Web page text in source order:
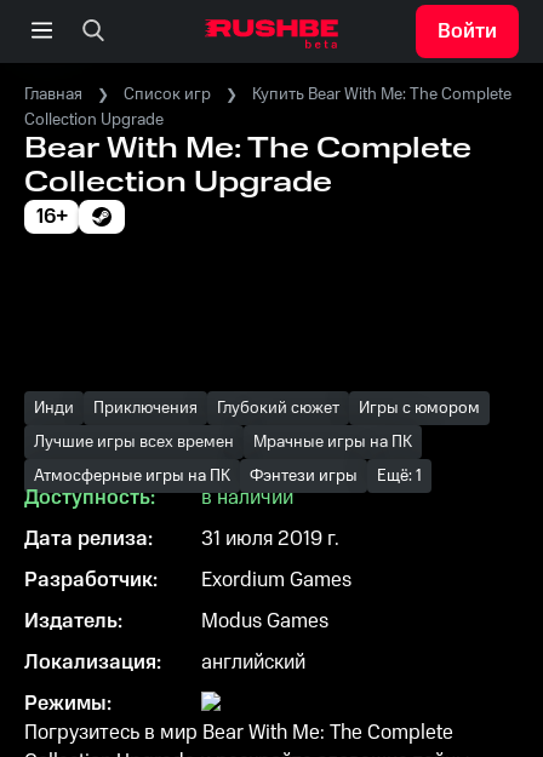
Войти
Главная Список игр
Купить Bear With Me: The Complete
Collection Upgrade
Bear With Me: The Complete
Collection Upgrade
16+
Инди Приключения Глубокий сюжет
Игры с юмором
Лучшие игры всех времен
Мрачные игры на ПК
Атмосферные игры на ПК
Фэнтези игры Ещё: 1
Доступность:
в наличии
Дата релиза:
31 июля 2019 г.
Разработчик:
Exordium Games
Издатель:
Modus Games
Локализация:
английский
Режимы:
Погрузитесь в мир Bear With Me: The Complete